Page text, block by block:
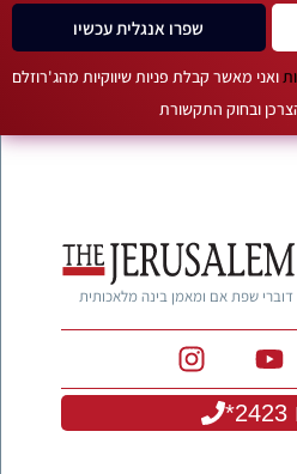
ואני מאשר קבלת פניות שיווקיות מהג'רוזלם
ובחוק התקשורת
שפרו אנגלית עכשיו
דוברי שפת אם ומאמן בינה מלאכותית